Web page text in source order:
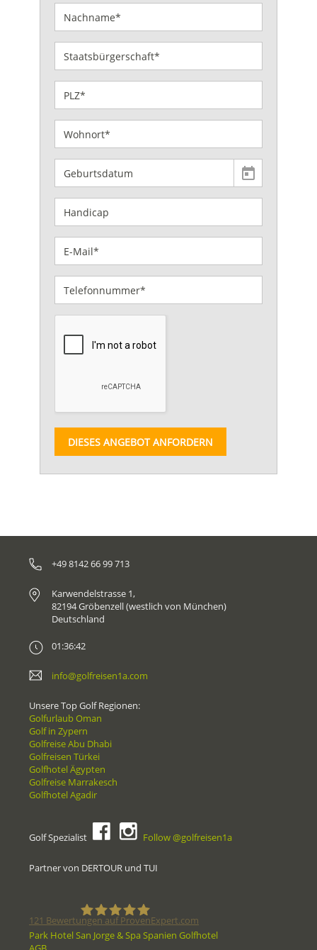
DIESES ANGEBOT ANFORDERN
+49 8142 66 99 713
Karwendelstrasse 1,
82194 Gröbenzell (westlich von München)
Deutschland
01:36:42
info@golfreisen1a.com
Unsere Top Golf Regionen:
Golfurlaub Oman
Golf in Zypern
Golfreise Abu Dhabi
Golfreisen Türkei
Golfhotel Ägypten
Golfreise Marrakesch
Golfhotel Agadir
Golf Spezialist Follow @golfreisen1a
Partner von DERTOUR und TUI
121 Bewertungen auf ProvenExpert.com
Park Hotel San Jorge & Spa Spanien Golfhotel